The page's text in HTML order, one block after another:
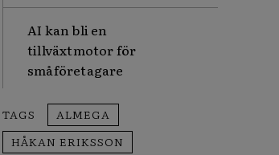
AI kan bli en
tillväxtmotor för
småföretagare
TAGS
ALMEGA
HÅKAN ERIKSSON